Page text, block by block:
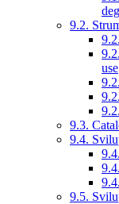
9.2.
use
9.3.
9.4.
9.5.